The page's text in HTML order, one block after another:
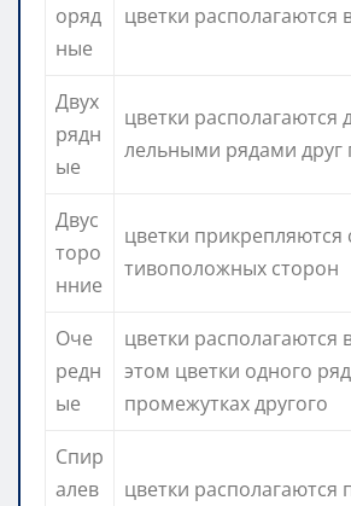
оряд
ные
цветки располагаются
Двух
рядн
ые
цветки располагаются
лельными рядами друг
Двус
торо
нние
цветки
тивоположных сторон
Оче
редн
ые
цветки располагаются
этом цветки одного
промежутках другого
Спир
алев
цветки располагаются